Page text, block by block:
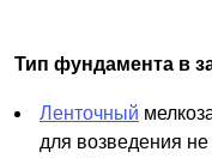
Тип фундамента в
Ленточный
для возведения